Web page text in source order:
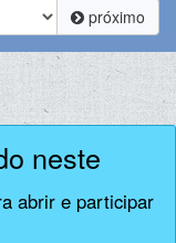
próximo
neste
abrir e participar